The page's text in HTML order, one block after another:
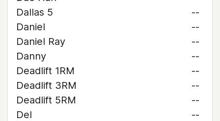
Dallas 5
--
Daniel
--
Daniel Ray
--
Danny
--
Deadlift 1RM
--
Deadlift 3RM
--
Deadlift 5RM
--
Del
--